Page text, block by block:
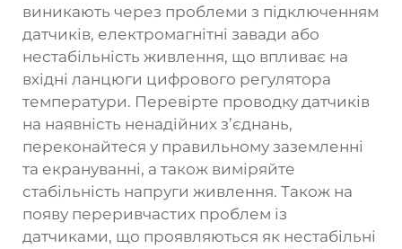
виникають через проблеми з підключенням
датчиків, електромагнітні завади або
нестабільність живлення, що впливає на
вхідні ланцюги цифрового регулятора
температури. Перевірте проводку датчиків
на наявність ненадійних з’єднань,
переконайтеся у правильному заземленні
та екрануванні, а також виміряйте
стабільність напруги живлення. Також на
появу переривчастих проблем із
датчиками, що проявляються як нестабільні